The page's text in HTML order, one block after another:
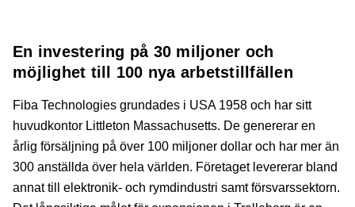
En investering på 30 miljoner och
möjlighet till 100 nya arbetstillfällen
Fiba Technologies grundades i USA 1958 och har sitt
huvudkontor Littleton Massachusetts. De genererar en
årlig försäljning på över 100 miljoner dollar och har mer än
300 anställda över hela världen. Företaget levererar bland
annat till elektronik- och rymdindustri samt försvarssektorn.